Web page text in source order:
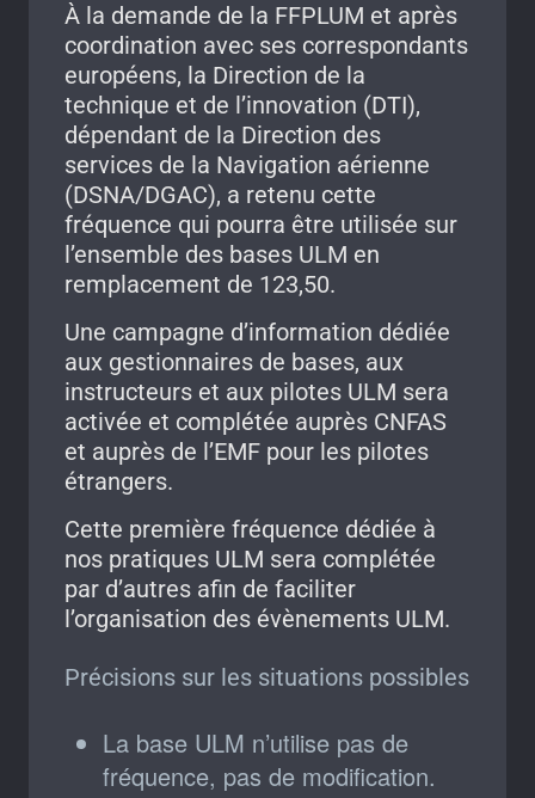
À la demande de la FFPLUM et après
coordination avec ses correspondants
européens, la Direction de la
technique et de l’innovation (DTI),
dépendant de la Direction des
services de la Navigation aérienne
(DSNA/DGAC), a retenu cette
fréquence qui pourra être utilisée sur
l’ensemble des bases ULM en
remplacement de 123,50.
Une campagne d’information dédiée
aux gestionnaires de bases, aux
instructeurs et aux pilotes ULM sera
activée et complétée auprès CNFAS
et auprès de l’EMF pour les pilotes
étrangers.
Cette première fréquence dédiée à
nos pratiques ULM sera complétée
par d’autres afin de faciliter
l’organisation des évènements ULM.
Précisions sur les situations possibles
La base ULM n’utilise pas de
fréquence, pas de modification.